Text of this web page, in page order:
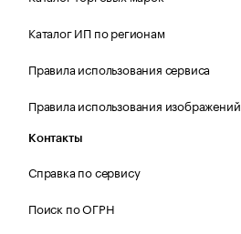
Каталог ИП по регионам
Правила использования сервиса
Правила использования изображений
Контакты
Справка по сервису
Поиск по ОГРН